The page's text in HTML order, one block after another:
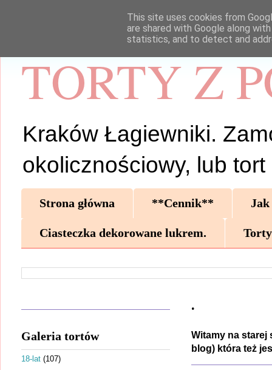
TORTY Z
Kraków Łagiewniki.
okolicznościowy, lub tort
Strona główna **Cennik** Jak
Ciasteczka dekorowane lukrem.
.
Witamy na starej
blog) która też
Galeria tortów
18-lat (107)
This site uses cookies from
are shared with Google along
statistics, and to detect and